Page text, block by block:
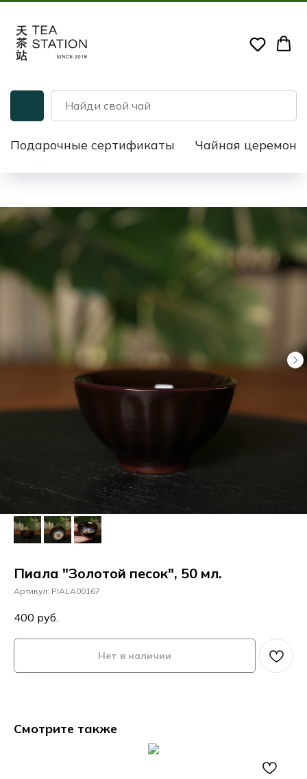
Подарочные сертификаты Чайная
Пиала "Золотой песок", 50 мл.
Артикул: PIALA00167
400 руб.
Нет в наличии
Смотрите также